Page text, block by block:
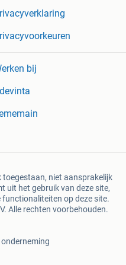
bij
niet aansprakelijk
uit het gebruik van deze site,
op deze site.
Alle rechten voorbehouden.